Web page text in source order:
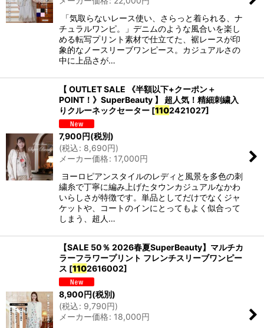
「気取らないレース使い、さらっと着られる、ナ
チュラルワンピ。」デニムのような風合いを楽し
める転写プリント素材で仕立てた、裾レースが印
象的なノースリーブワンピース。カジュアルさの
中に上品さが…
【 OUTLET SALE 《半額以下+クーポン＋
POINT！》SuperBeauty 】 超人気！精細刺繍入
りクルーネックセーター [1102421027]
7,900円(税別)
(税込: 8,690円)
メーカー価格: 17,000円
ヨーロピアンスタイルのレディと風景を多色の刺
繍糸で丁寧に編み上げたタウンカジュアルなかわ
いらしさが特徴です。単品としてだけでなくジャ
ケットや、コートのインにとってもよく似合って
しまう、超人…
【SALE 50％ 2026春夏SuperBeauty】マルチカ
ラーフラワープリント フレンチスリーブワンピー
ス [1102616002]
8,900円(税別)
(税込: 9,790円)
メーカー価格: 18,000円